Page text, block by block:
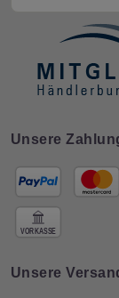
Unsere
Unsere